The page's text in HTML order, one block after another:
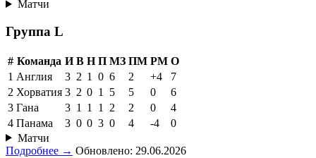
Матчи
Группа L
# Команда И В Н П МЗ ПМ РМ О
1 Англия 3 2 1 0 6 2 +4
7
2 Хорватия 3 2 0 1 5 5 0
6
3 Гана 3 1 1 1 2 2 0
4
4 Панама 3 0 0 3 0 4 -4
0
Матчи
Подробнее → Обновлено: 29.06.2026